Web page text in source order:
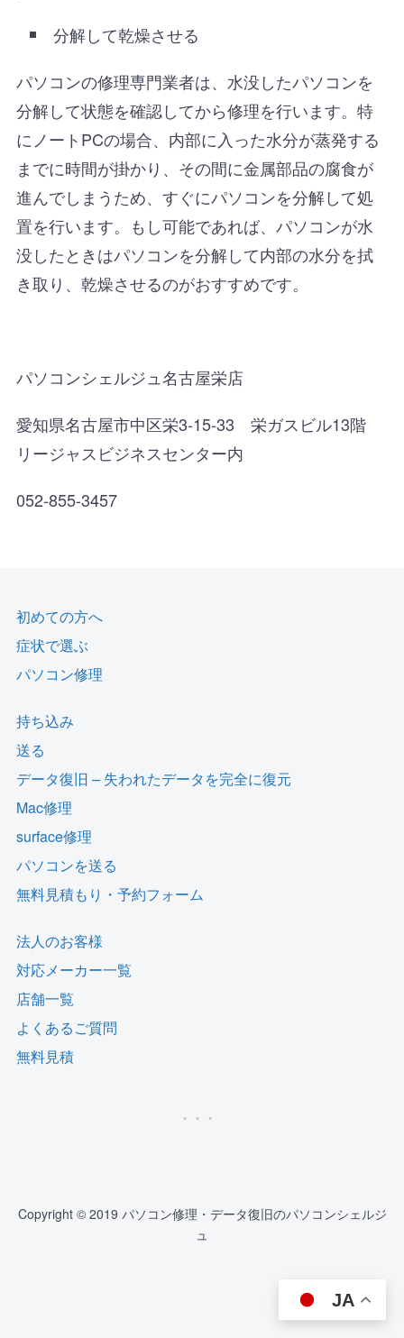
分解して乾燥させる
パソコンの修理専門業者は、水没したパソコンを
分解して状態を確認してから修理を行います。特
にノートPCの場合、内部に入った水分が蒸発する
までに時間が掛かり、その間に金属部品の腐食が
進んでしまうため、すぐにパソコンを分解して処
置を行います。もし可能であれば、パソコンが水
没したときはパソコンを分解して内部の水分を拭
き取り、乾燥させるのがおすすめです。
パソコンシェルジュ名古屋栄店
愛知県名古屋市中区栄3-15-33 栄ガスビル13階
リージャスビジネスセンター内
052-855-3457
初めての方へ
症状で選ぶ
パソコン修理
持ち込み
送る
データ復旧 – 失われたデータを完全に復元
Mac修理
surface修理
パソコンを送る
無料見積もり・予約フォーム
法人のお客様
対応メーカー一覧
店舗一覧
よくあるご質問
無料見積
Copyright © 2019 パソコン修理・データ復旧のパソコンシェルジ
ュ
JA